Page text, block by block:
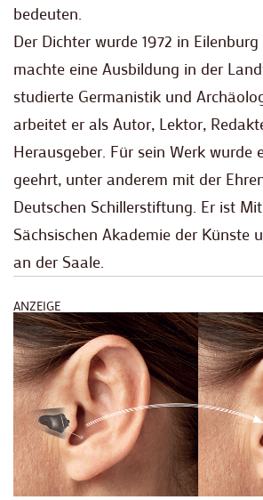
bedeuten.
Der Dichter wurde 1972 in
machte eine Ausbildung in der
studierte Germanistik und
arbeitet er als Autor, Lektor,
Herausgeber. Für sein Werk wurde
geehrt, unter anderem mit der
Deutschen Schillerstiftung. Er ist
Sächsischen Akademie der Künste
an der Saale.
ANZEIGE